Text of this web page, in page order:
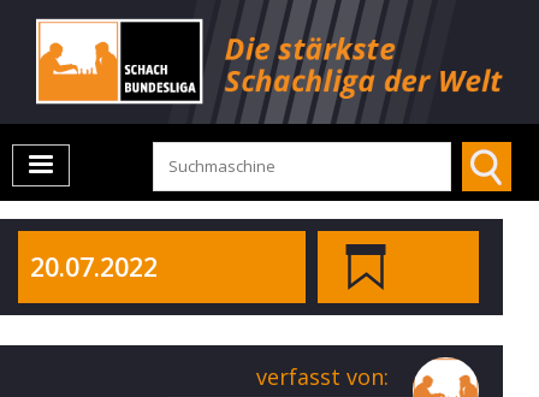
20.07.2022
verfasst von: